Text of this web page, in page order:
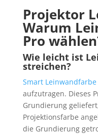
Projektor
Warum
Pro
Wie leicht ist
streichen?
Smart Leinwandfarbe
aufzutragen. Dieses
Grundierung
Projektionsfarbe
die Grundierung